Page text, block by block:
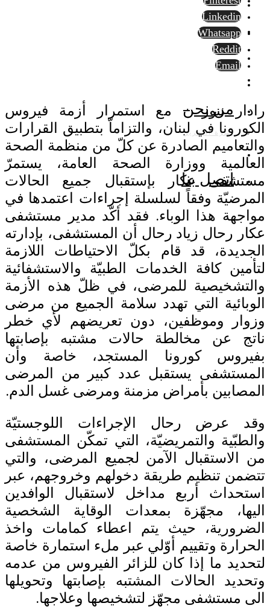
من نحن
أسرة التحرير
اتصل بنا
Linkedin
Whatsapp
Reddit
Email
رادار نيوز – مع استمرار أزمة فيروس
الكورونا في لبنان، والتزاماّ بتطبيق القرارات
والتعاميم الصادرة عن كلّ من منظمة الصحة
العالمية ووزارة الصحة العامة، يستمرّ
مستشفى عكار بإستقبال جميع الحالات
المرضيّة وفقاً لسلسلة إجراءات اعتمدها في
مواجهة هذا الوباء. فقد أكّد مدير مستشفى
عكار رحال زياد رحال أن المستشفى، بإدارته
الجديدة، قد قام بكلّ الاحتياطات اللازمة
لتأمين كافة الخدمات الطبيّة والاستشفائية
والتشخيصية للمرضى، في ظلّ هذه الأزمة
الوبائية التي تهدد سلامة الجميع من مرضى
وزوار وموظفين، دون تعريضهم لأي خطر
ناتج عن مخالطة حالات مشتبه بإصابتها
بفيروس كورونا المستجد، خاصة وأن
المستشفى يستقبل عدد كبير من المرضى
المصابين بأمراض مزمنة ومرضى غسل الدم.
وقد عرض رحال الإجراءات اللوجستيّة
والطبّية والتمريضيّة، التي تمكّن المستشفى
من الاستقبال الآمن لجميع المرضى، والتي
تتضمن تنظيم طريقة دخولهم وخروجهم، عبر
استحداث أربع مداخل لاستقبال الوافدين
اليها، مجهّزة بمعدات الوقاية الشخصية
الضرورية، حيث يتم اعطاء كمامات واخذ
الحرارة وتقييم أوّلي عبر ملء استمارة خاصة
لتحديد ما إذا كان للزائر الفيروس من عدمه
وتحديد الحالات المشتبه بإصابتها وتحويلها
الى مستشفى مجهّز لتشخيصها وعلاجها.